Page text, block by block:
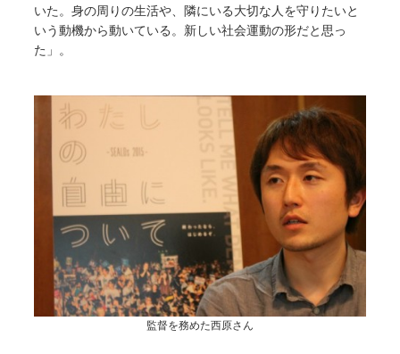
いた。身の周りの生活や、隣にいる大切な人を守りたいと
いう動機から動いている。新しい社会運動の形だと思っ
た」。
監督を務めた西原さん